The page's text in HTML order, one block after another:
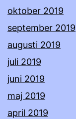
oktober 2019
september 2019
augusti 2019
juli 2019
juni 2019
maj 2019
april 2019